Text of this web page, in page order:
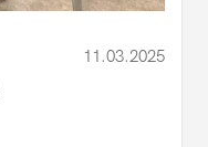
11.03.2025